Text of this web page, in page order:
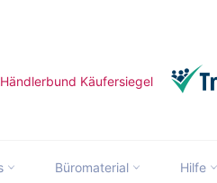
Büromaterial Hilfe